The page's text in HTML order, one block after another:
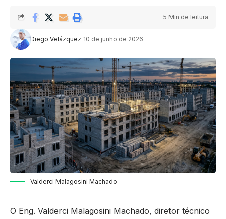
Diego Velázquez 10 de junho de 2026
5 Min de leitura
Valderci Malagosini Machado
O Eng. Valderci Malagosini Machado, diretor técnico